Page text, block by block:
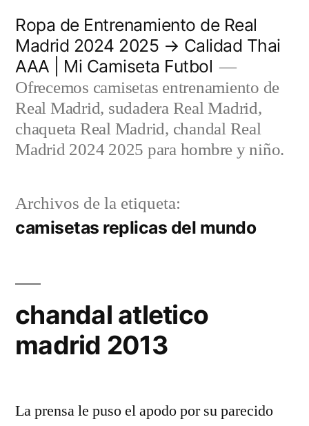
contenido
Ropa de Entrenamiento de Real
Madrid 2024 2025 → Calidad Thai
AAA | Mi Camiseta Futbol
Ofrecemos camisetas entrenamiento de
Real Madrid, sudadera Real Madrid,
chaqueta Real Madrid, chandal Real
Madrid 2024 2025 para hombre y niño.
Archivos de la etiqueta:
camisetas replicas del mundo
chandal atletico
madrid 2013
La prensa le puso el apodo por su parecido